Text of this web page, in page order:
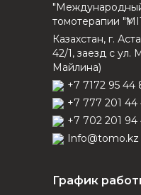
томотерапии
Казахстан, г.
42/1, заезд с ул.
Майлина)
+7 7172 95 44
+7 777 201 44
+7 702 201 94
Info@tomo.kz
График